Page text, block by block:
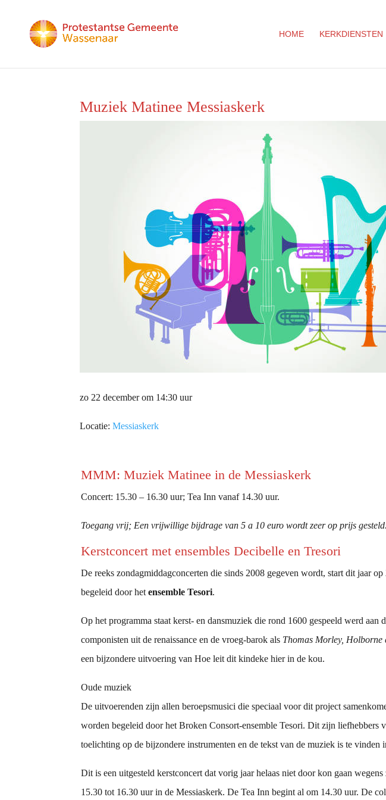
HOME KERKDIENSTEN
Muziek Matinee Messiaskerk
zo 22 december om 14:30 uur
Locatie:Messiaskerk
MMM: Muziek Matinee in de Messiaskerk
Concert: 15.30 – 16.30 uur; Tea Inn vanaf 14.30 uur.
Toegang vrij; Een vrijwillige bijdrage van 5 a 10 euro wordt zeer op prijs gesteld.
Kerstconcert met ensembles Decibelle en Tresori
De reeks zondagmiddagconcerten die sinds 2008 gegeven wordt, start dit jaar
begeleid door hetensemble Tesori.
Op het programma staat kerst- en dansmuziek die rond 1600 gespeeld werd
componisten uit de renaissance en de vroeg-barok als Thomas Morley, Holborne
een bijzondere uitvoering van Hoe leit dit kindeke hier in de kou.
Oude muziek
De uitvoerenden zijn allen beroepsmusici die speciaal voor dit project
worden begeleid door het Broken Consort-ensemble Tesori. Dit zijn liefhebbers
toelichting op de bijzondere instrumenten en de tekst van de muziek is te vinden
Dit is een uitgesteld kerstconcert dat vorig jaar helaas niet door kon gaan
15.30 tot 16.30 uur in de Messiaskerk. De Tea Inn begint al om 14.30 uur. De